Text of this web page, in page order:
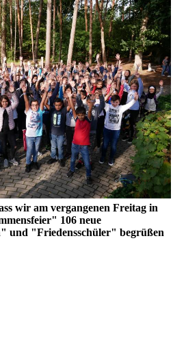
wir am vergangenen Freitag in
106 neue
und "Friedensschüler" begrüßen